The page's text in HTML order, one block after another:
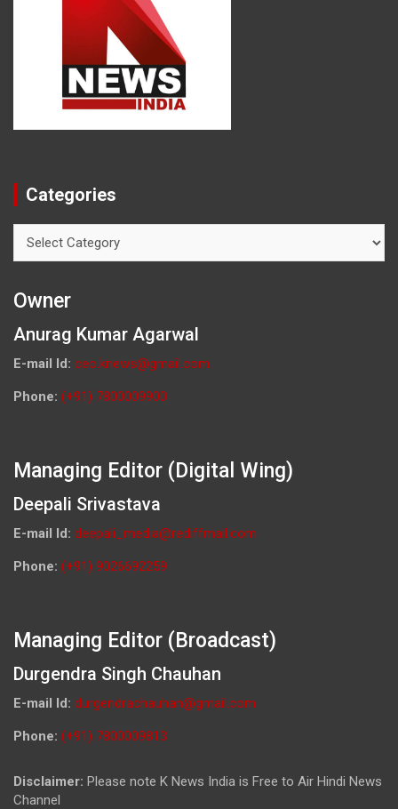
Categories
Owner
Anurag Kumar Agarwal
E-mail Id: ceo.knews@gmail.com
Phone: (+91) 7800009900
Managing Editor (Digital Wing)
Deepali Srivastava
E-mail Id: deepali_media@rediffmail.com
Phone: (+91) 9026692259
Managing Editor (Broadcast)
Durgendra Singh Chauhan
E-mail Id: durgendrachauhan@gmail.com
Phone: (+91) 7800009813
Disclaimer: Please note K News India is Free to Air Hindi News
Channel